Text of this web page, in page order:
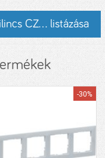
CZ... listázása
-30%